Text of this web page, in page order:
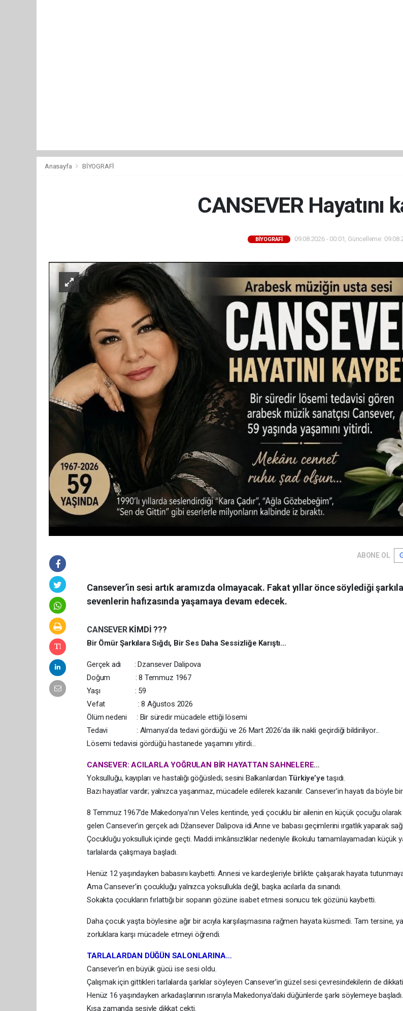
Anasayfa BİYOGRAFİ
CANSEVER Hayatını
BİYOGRAFİ 09.08.2026 - 00:01, Güncelleme:
ABONE OL
Cansever’in sesi artık aramızda olmayacak. Fakat yıllar önce söylediği
sevenlerin hafızasında yaşamaya devam edecek.
CANSEVER KİMDİ ???
Bir Ömür Şarkılara Sığdı, Bir Ses Daha Sessizliğe Karıştı…
Gerçek adı : Dzansever Dalipova
Doğum : 8 Temmuz 1967
Yaşı : 59
Vefat : 8 Ağustos 2026
Ölüm nedeni : Bir süredir mücadele ettiği lösemi
Tedavi : Almanya’da tedavi gördüğü ve 26 Mart 2026’da ilik nakli geçirdiği bildiriliyor...
Lösemi tedavisi gördüğü hastanede yaşamını yitirdi...
CANSEVER: ACILARLA YOĞRULAN BİR HAYATTAN SAHNELERE…
Yoksulluğu, kayıpları ve hastalığı göğüsledi; sesini Balkanlardan Türkiye’yetaşıdı.
Bazı hayatlar vardır; yalnızca yaşanmaz, mücadele edilerek kazanılır. Cansever’in hayatı da böyle
8 Temmuz 1967’de Makedonya’nın Veles kentinde, yedi çocuklu bir ailenin en küçük çocuğu
gelen Cansever’in gerçek adı Džansever Dalipova idi.Anne ve babası geçimlerini ırgatlık yaparak
Çocukluğu yoksulluk içinde geçti. Maddi imkânsızlıklar nedeniyle ilkokulu tamamlayamadan küçük
tarlalarda çalışmaya başladı.
Henüz 12 yaşındayken babasını kaybetti. Annesi ve kardeşleriyle birlikte çalışarak hayata tutunmaya
Ama Cansever’in çocukluğu yalnızca yoksullukla değil, başka acılarla da sınandı.
Sokakta çocukların fırlattığı bir sopanın gözüne isabet etmesi sonucu tek gözünü kaybetti.
Daha çocuk yaşta böylesine ağır bir acıyla karşılaşmasına rağmen hayata küsmedi. Tam tersine,
zorluklara karşı mücadele etmeyi öğrendi.
TARLALARDAN DÜĞÜN SALONLARINA…
Cansever’in en büyük gücü ise sesi oldu.
Çalışmak için gittikleri tarlalarda şarkılar söyleyen Cansever’in güzel sesi çevresindekilerin de
Henüz 16 yaşındayken arkadaşlarının ısrarıyla Makedonya’daki düğünlerde şarkı söylemeye başladı.
Kısa zamanda sesiyle dikkat çekti.